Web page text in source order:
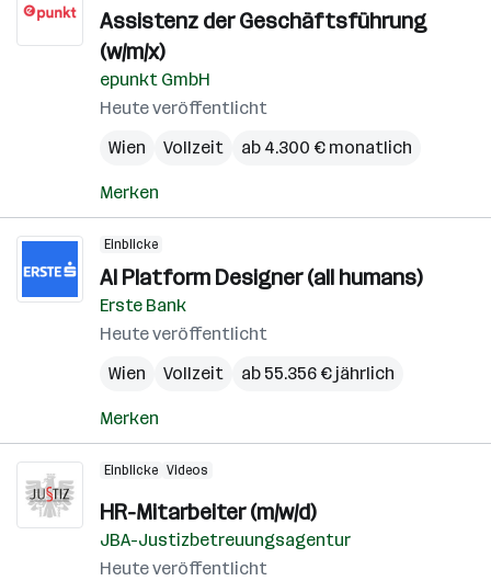
Assistenz der Geschäftsführung
(w/m/x)
epunkt GmbH
Heute veröffentlicht
Wien
Vollzeit ab 4.300 € monatlich
Merken
Einblicke
AI Platform Designer (all humans)
Erste Bank
Heute veröffentlicht
Wien
Vollzeit ab 55.356 € jährlich
Merken
Einblicke Videos
HR-Mitarbeiter (m/w/d)
JBA-Justizbetreuungsagentur
Heute veröffentlicht